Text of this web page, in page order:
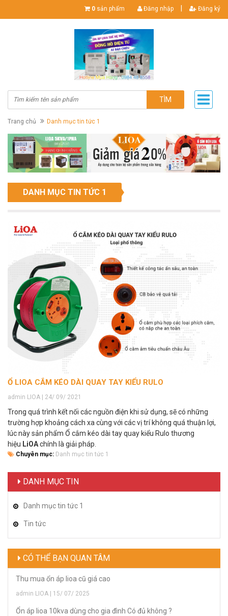
0 sản phẩm Đăng nhập Đăng ký
TÌM
Trang chủ Danh mục tin tức 1
DANH MỤC TIN TỨC 1
Ổ LIOA CẮM KÉO DÀI QUAY TAY KIỂU RULO
admin LIOA | 24/ 09/ 2021
Trong quá trình kết nối các nguồn điện khi sử dụng, sẽ có những
trường hợp khoảng cách xa cùng với các vị trí không quá thuận lợi,
lúc này sản phẩm Ổ cắm kéo dài tay quay kiểu Rulo thương
hiệu LiOAchính là giải pháp.
Chuyên mục: Danh mục tin tức 1
DANH MỤC TIN
Danh mục tin tức 1
Tin tức
CÓ THỂ BẠN QUAN TÂM
Thu mua ổn áp lioa cũ giá cao
admin LIOA | 15/ 07/ 2025
Ổn áp lioa 10kva dùng cho gia đình Có đủ không ?